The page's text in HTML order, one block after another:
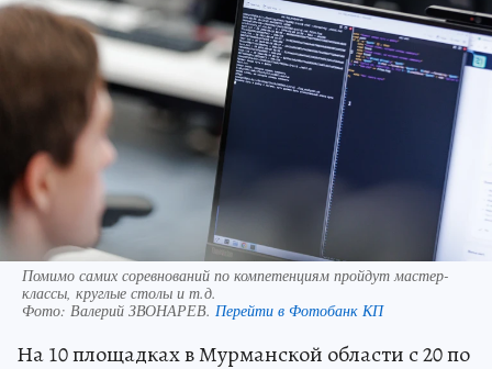
Помимо самих соревнований по компетенциям пройдут мастер-
классы, круглые столы и т.д.
Фото: Валерий ЗВОНАРЕВ. Перейти в Фотобанк КП
На 10 площадках в Мурманской области с 20 по